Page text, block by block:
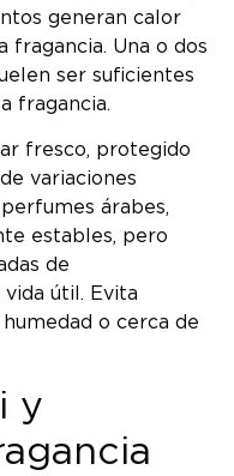
generan calor
fragancia. Una o dos
ser suficientes
fragancia.
fresco, protegido
variaciones
árabes,
estables, pero
de
útil. Evita
o cerca de
y